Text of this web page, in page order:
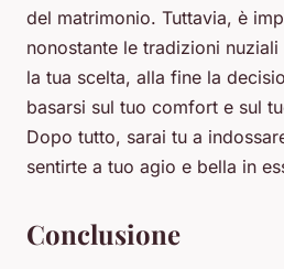
del matrimonio. Tuttavia, è
nonostante le tradizioni
la tua scelta, alla fine la
basarsi sul tuo comfort e sul
Dopo tutto, sarai tu a
sentirte a tuo agio e bella in
Conclusione